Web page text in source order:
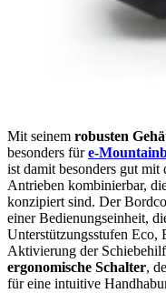
Mit seinem robusten
besonders füre-
ist damit besonders gut mit
Antrieben kombinierbar,
konzipiert sind. Der
einer Bedienungseinheit,
Unterstützungsstufen Eco,
Aktivierung der
ergonomische Schalter,
für eine intuitive